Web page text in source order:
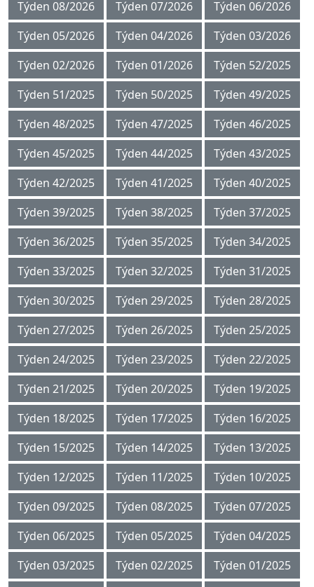
Týden 08/2026 Týden 07/2026
Týden 06/2026
Týden 05/2026
Týden 04/2026
Týden 03/2026
Týden 02/2026
Týden 01/2026
Týden 52/2025
Týden 51/2025
Týden 50/2025
Týden 49/2025
Týden 48/2025
Týden 47/2025
Týden 46/2025
Týden 45/2025
Týden 44/2025
Týden 43/2025
Týden 42/2025
Týden 41/2025
Týden 40/2025
Týden 39/2025
Týden 38/2025
Týden 37/2025
Týden 36/2025
Týden 35/2025
Týden 34/2025
Týden 33/2025
Týden 32/2025
Týden 31/2025
Týden 30/2025
Týden 29/2025
Týden 28/2025
Týden 27/2025
Týden 26/2025
Týden 25/2025
Týden 24/2025
Týden 23/2025
Týden 22/2025
Týden 21/2025
Týden 20/2025
Týden 19/2025
Týden 18/2025
Týden 17/2025
Týden 16/2025
Týden 15/2025
Týden 14/2025
Týden 13/2025
Týden 12/2025
Týden 11/2025
Týden 10/2025
Týden 09/2025
Týden 08/2025
Týden 07/2025
Týden 06/2025
Týden 05/2025
Týden 04/2025
Týden 03/2025
Týden 02/2025
Týden 01/2025